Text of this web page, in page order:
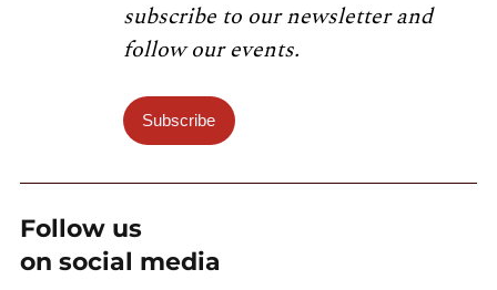
subscribe to our newsletter and
follow our events.
Subscribe
Follow us
on social media